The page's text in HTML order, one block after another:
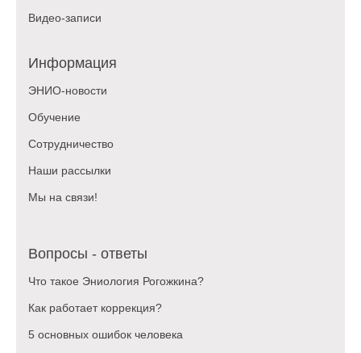
Видео-записи
Информация
ЭНИО-новости
Обучение
Сотрудничество
Наши рассылки
Мы на связи!
Вопросы - ответы
Что такое Эниология Рогожкина?
Как работает коррекция?
5 основных ошибок человека